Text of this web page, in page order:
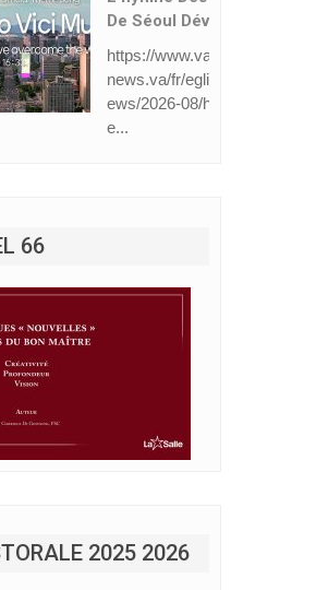
https://www.vatican
news.va/fr/eglise/n
ews/2026-08/hymn
e...